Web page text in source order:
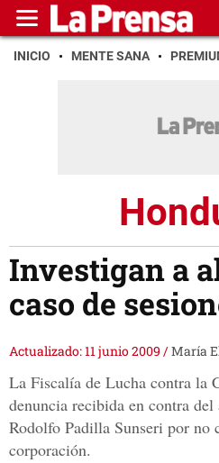
INICIO MENTE SANA
Investigan a
caso de
Actualizado: 11 junio 2009 /María
La Fiscalía de Lucha contra la
denuncia recibida en contra del
Rodolfo Padilla Sunseri por no
corporación.